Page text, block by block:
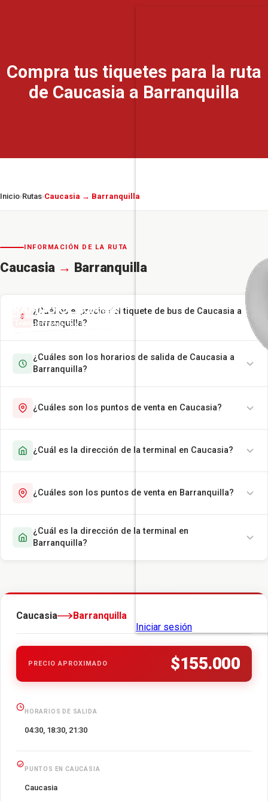
Compra tus tiquetes para la ruta
de Caucasia a Barranquilla
Inicio›Rutas›Caucasia → Barranquilla
INFORMACIÓN DE LA RUTA
Caucasia → Barranquilla
¿Cuál es el precio del tiquete de bus de Caucasia a
Barranquilla?
¿Cuáles son los horarios de salida de Caucasia a
Barranquilla?
¿Cuáles son los puntos de venta en Caucasia?
¿Cuál es la dirección de la terminal en Caucasia?
¿Cuáles son los puntos de venta en Barranquilla?
¿Cuál es la dirección de la terminal en
Barranquilla?
Caucasia Barranquilla
PRECIO APROXIMADO $155.000
HORARIOS DE SALIDA
04:30, 18:30, 21:30
PUNTOS EN CAUCASIA
Caucasia